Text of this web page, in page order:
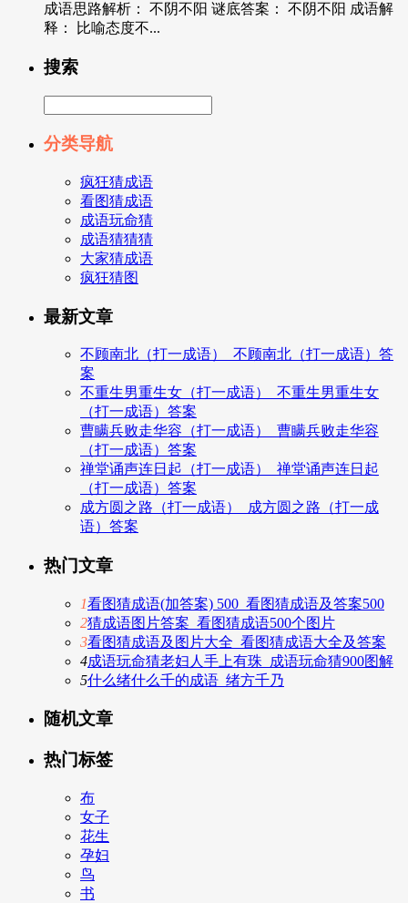
成语思路解析： 不阴不阳 谜底答案： 不阴不阳 成语解
释： 比喻态度不...
搜索
分类导航
疯狂猜成语
看图猜成语
成语玩命猜
成语猜猜猜
大家猜成语
疯狂猜图
最新文章
不顾南北（打一成语）_不顾南北（打一成语）答
案
不重生男重生女（打一成语）_不重生男重生女
（打一成语）答案
曹瞒兵败走华容（打一成语）_曹瞒兵败走华容
（打一成语）答案
禅堂诵声连日起（打一成语）_禅堂诵声连日起
（打一成语）答案
成方圆之路（打一成语）_成方圆之路（打一成
语）答案
热门文章
1看图猜成语(加答案) 500_看图猜成语及答案500
2猜成语图片答案_看图猜成语500个图片
3看图猜成语及图片大全_看图猜成语大全及答案
4成语玩命猜老妇人手上有珠_成语玩命猜900图解
5什么绪什么千的成语_绪方千乃
随机文章
热门标签
布
女子
花生
孕妇
鸟
书